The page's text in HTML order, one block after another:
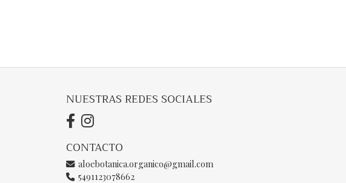
NUESTRAS REDES SOCIALES
CONTACTO
aloebotanica.organico@gmail.com
5491123078662